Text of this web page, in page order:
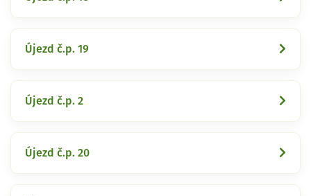
Újezd č.p. 19
Újezd č.p. 2
Újezd č.p. 20